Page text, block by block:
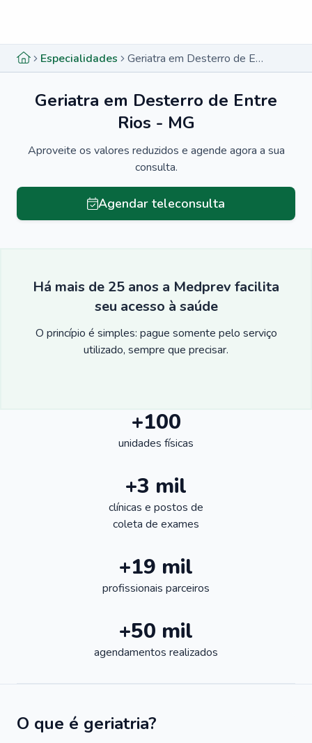
Especialidades Geriatra em Desterro de Entre Rios - MG
Geriatra em Desterro de Entre
Rios - MG
Aproveite os valores reduzidos e agende agora a sua
consulta.
Agendar teleconsulta
Há mais de 25 anos a Medprev facilita
seu acesso à saúde
O princípio é simples: pague somente pelo serviço
utilizado, sempre que precisar.
+100
unidades físicas
+3 mil
clínicas e postos de
coleta de exames
+19 mil
profissionais parceiros
+50 mil
agendamentos realizados
O que é geriatria?